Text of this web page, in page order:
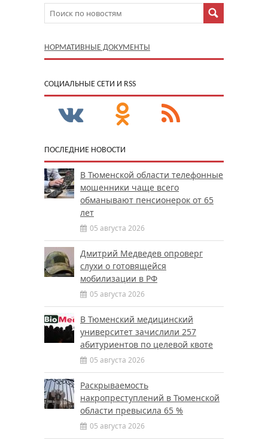
НОРМАТИВНЫЕ ДОКУМЕНТЫ
CОЦИАЛЬНЫЕ СЕТИ И RSS
ПОСЛЕДНИЕ НОВОСТИ
В Тюменской области телефонные
мошенники чаще всего
обманывают пенсионерок от 65
лет
05 августа 2026
Дмитрий Медведев опроверг
слухи о готовящейся
мобилизации в РФ
05 августа 2026
В Тюменский медицинский
университет зачислили 257
абитуриентов по целевой квоте
05 августа 2026
Раскрываемость
накропреступлений в Тюменской
области превысила 65 %
05 августа 2026